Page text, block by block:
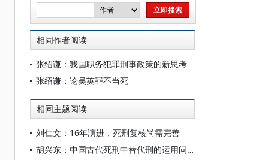
相同作者阅读
张绍谦：我国职务犯罪刑事政策的新思考
张绍谦：论吴英罪不当死
相同主题阅读
刘仁文：16年演进，死刑复核尚需完善
胡兴东：中国古代死刑中替代刑的运用问题研究